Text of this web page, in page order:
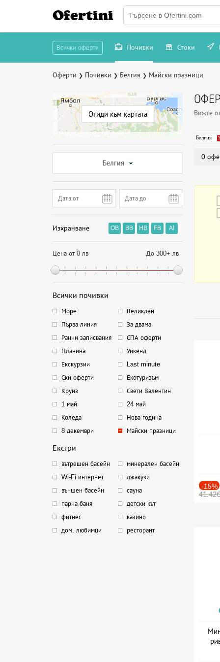
Ofertini
Всички оферти Почивки Стоки
Оферти ❯ Почивки ❯ Белгия ❯ Майски празници
Отиди към картата
Белгия
Изхранване OB BB HB FB AI
Цена от 0 лв До 300+ лв
Всички почивки
Море
Великден
Първа линия
За двама
Ранни записвания
СПА оферти
Планина
Уикенд
Екскурзии
Last minute
Ски оферти
Екотуризъм
Круиз
Свети Валентин
1 май
24 май
Коледа
Нова година
8 декември
Майски празници
Екстри
вътрешен басейн
минерален басейн
Wi-Fi интернет
джакузи
външен басейн
сауна
парна баня
детски кът
фитнес
казино
дом. любимци
ресторант
Вижте
Белгия
0
-15%
41.42€